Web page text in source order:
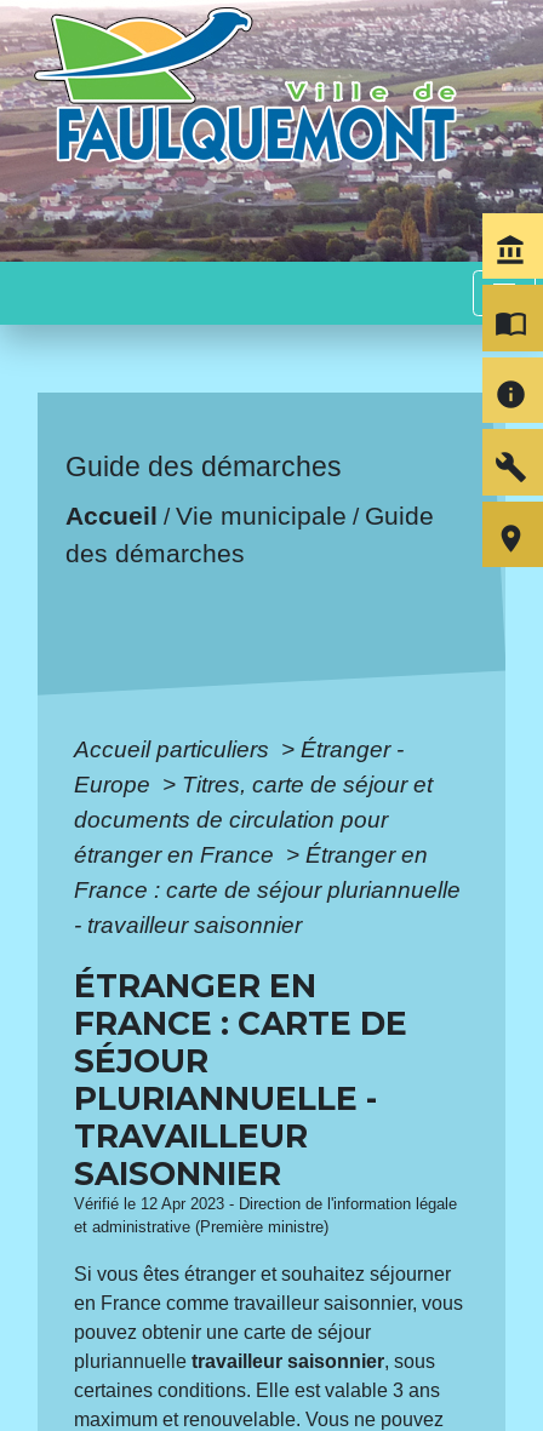
menu
Guide des démarches
Accueil /Vie municipale / Guide
des démarches
Accueil particuliers > Étranger -
Europe > Titres, carte de séjour et
documents de circulation pour
étranger en France > Étranger en
France : carte de séjour pluriannuelle
- travailleur saisonnier
ÉTRANGER EN
FRANCE : CARTE DE
SÉJOUR
PLURIANNUELLE -
TRAVAILLEUR
SAISONNIER
Vérifié le 12 Apr 2023 - Direction de l'information légale
et administrative (Première ministre)
Si vous êtes étranger et souhaitez séjourner
en France comme travailleur saisonnier, vous
pouvez obtenir une carte de séjour
pluriannuelletravailleur saisonnier, sous
certaines conditions. Elle est valable 3 ans
maximum et renouvelable. Vous ne pouvez
account_balance
import_contacts
info
build
room